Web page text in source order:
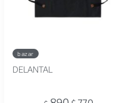
bazar
DELANTAL